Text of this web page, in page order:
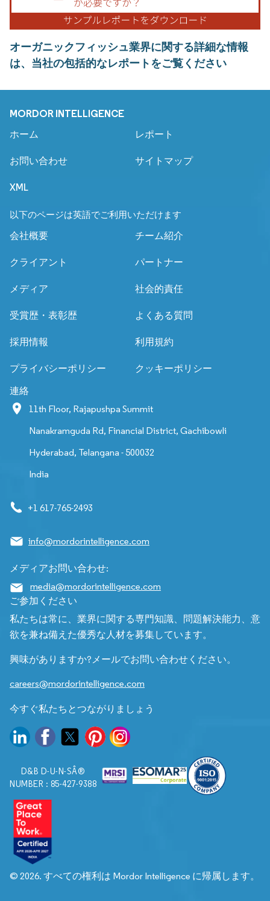
オーガニックフィッシュ業界に関する詳細な情報
は、当社の包括的なレポートをご覧ください
MORDOR INTELLIGENCE
ホーム レポート
お問い合わせ サイトマップ
XML
以下のページは英語でご利用いただけます
会社概要 チーム紹介
クライアント パートナー
メディア 社会的責任
受賞歴・表彰歴 よくある質問
採用情報 利用規約
プライバシーポリシー クッキーポリシー
連絡
11th Floor, Rajapushpa Summit
Nanakramguda Rd, Financial District, Gachibowli
Hyderabad, Telangana - 500032
India
+1 617-765-2493
info@mordorintelligence.com
メディアお問い合わせ:
media@mordorintelligence.com
ご参加ください
私たちは常に、業界に関する専門知識、問題解決能力、意
欲を兼ね備えた優秀な人材を募集しています。
興味がありますか?メールでお問い合わせください。
careers@mordorintelligence.com
今すぐ私たちとつながりましょう
D&B D-U-N-SÂ®
NUMBER : 85-427-9388
© 2026. すべての権利は Mordor Intelligence に帰属します。